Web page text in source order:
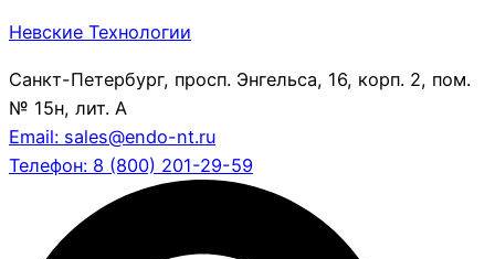
Невские Технологии
Санкт-Петербург, просп. Энгельса, 16, корп. 2, пом.
№ 15н, лит. А
Email: sales@endo-nt.ru
Телефон: 8 (800) 201-29-59